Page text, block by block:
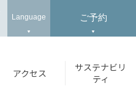
アクセス
サステナビリ
ティ
Language ご予約